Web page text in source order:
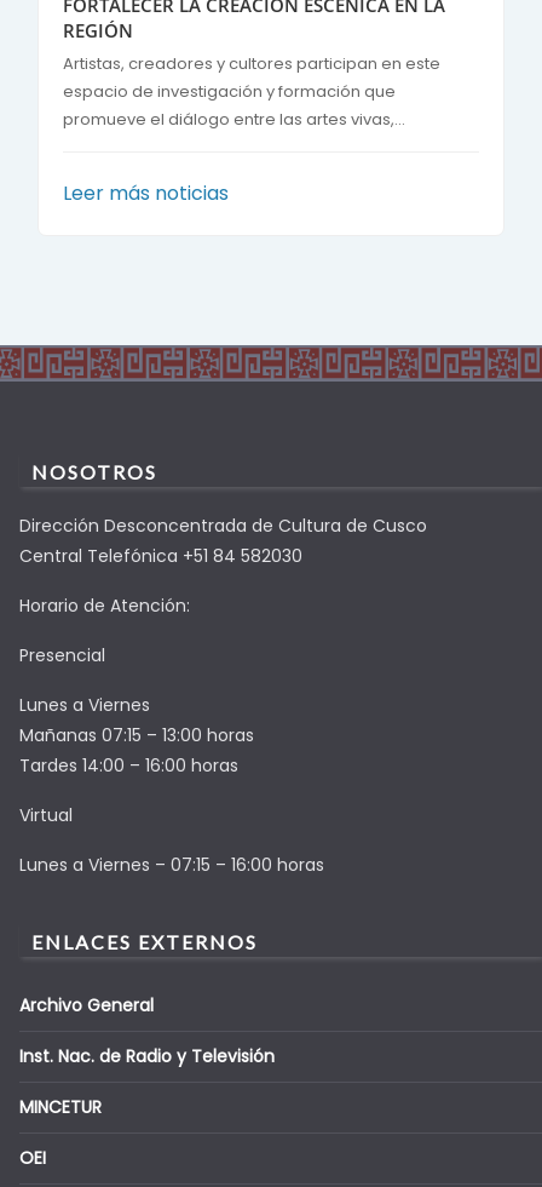
REGIÓN
Artistas, creadores y cultores participan en este
espacio de investigación y formación que
promueve el diálogo entre las artes vivas,...
Leer más noticias
NOSOTROS
Dirección Desconcentrada de Cultura de Cusco
Central Telefónica +51 84 582030
Horario de Atención:
Presencial
Lunes a Viernes
Mañanas 07:15 – 13:00 horas
Tardes 14:00 – 16:00 horas
Virtual
Lunes a Viernes – 07:15 – 16:00 horas
ENLACES EXTERNOS
Archivo General
Inst. Nac. de Radio y Televisión
MINCETUR
OEI